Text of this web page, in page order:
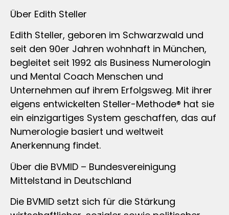
Über Edith Steller
Edith Steller, geboren im Schwarzwald und
seit den 90er Jahren wohnhaft in München,
begleitet seit 1992 als Business Numerologin
und Mental Coach Menschen und
Unternehmen auf ihrem Erfolgsweg. Mit ihrer
eigens entwickelten Steller-Methode® hat sie
ein einzigartiges System geschaffen, das auf
Numerologie basiert und weltweit
Anerkennung findet.
Über die BVMID – Bundesvereinigung
Mittelstand in Deutschland
Die BVMID setzt sich für die Stärkung